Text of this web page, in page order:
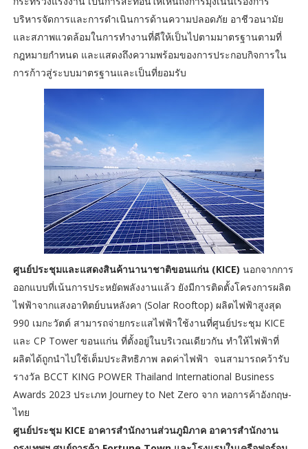
บริหารจัดการและการดำเนินการด้านความปลอดภัย อาชีวอนามัย
และสภาพแวดล้อมในการทำงานที่ดีให้เป็นไปตามมาตรฐานตามที่
กฎหมายกำหนด และแสดงถึงความพร้อมของการประกอบกิจการใน
การก้าวสู่ระบบมาตรฐานและเป็นที่ยอมรับ
ศูนย์ประชุมและแสดงสินค้านานาชาติขอนแก่น (KICE) นอกจากการ
ออกแบบที่เน้นการประหยัดพลังงานแล้ว ยังมีการติดตั้งโครงการผลิต
ไฟฟ้าจากแสงอาทิตย์บนหลังคา (Solar Rooftop) ผลิตไฟฟ้าสูงสุด
990 เมกะวัตต์ สามารถจ่ายกระแสไฟฟ้าใช้งานที่ศูนย์ประชุม KICE
และ CP Tower ขอนแก่น ที่ตั้งอยู่ในบริเวณเดียวกัน ทำให้ไฟฟ้าที่
ผลิตได้ถูกนำไปใช้เต็มประสิทธิภาพ ลดค่าไฟฟ้า จนสามารถคว้ารับ
รางวัล BCCT KING POWER Thailand International Business
Awards 2023 ประเภท Journey to Net Zero จาก หอการค้าอังกฤษ-
ไทย
ศูนย์ประชุม KICE อาคารสำนักงานส่วนภูมิภาค อาคารสำนักงาน